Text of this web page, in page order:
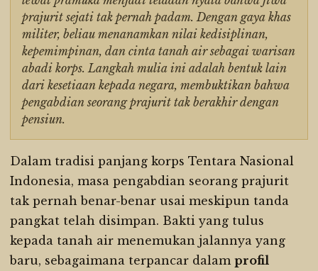
prajurit sejati tak pernah padam. Dengan gaya khas
militer, beliau menanamkan nilai kedisiplinan,
kepemimpinan, dan cinta tanah air sebagai warisan
abadi korps. Langkah mulia ini adalah bentuk lain
dari kesetiaan kepada negara, membuktikan bahwa
pengabdian seorang prajurit tak berakhir dengan
pensiun.
Dalam tradisi panjang korps Tentara Nasional
Indonesia, masa pengabdian seorang prajurit
tak pernah benar-benar usai meskipun tanda
pangkat telah disimpan. Bakti yang tulus
kepada tanah air menemukan jalannya yang
baru, sebagaimana terpancar dalam profil